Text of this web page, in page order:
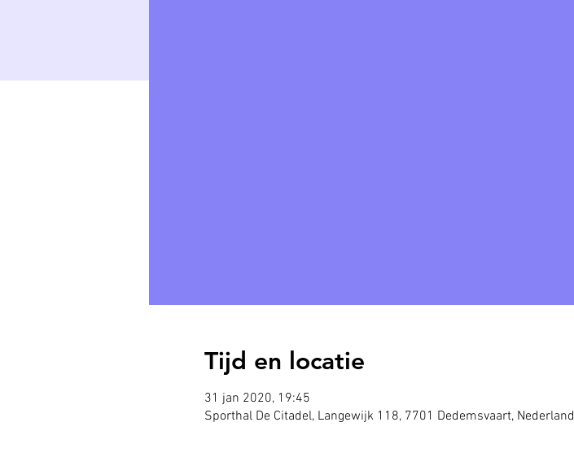
Tijd en locatie
31 jan 2020, 19:45
Sporthal De Citadel, Langewijk 118, 7701 Dedemsvaart, Nederland